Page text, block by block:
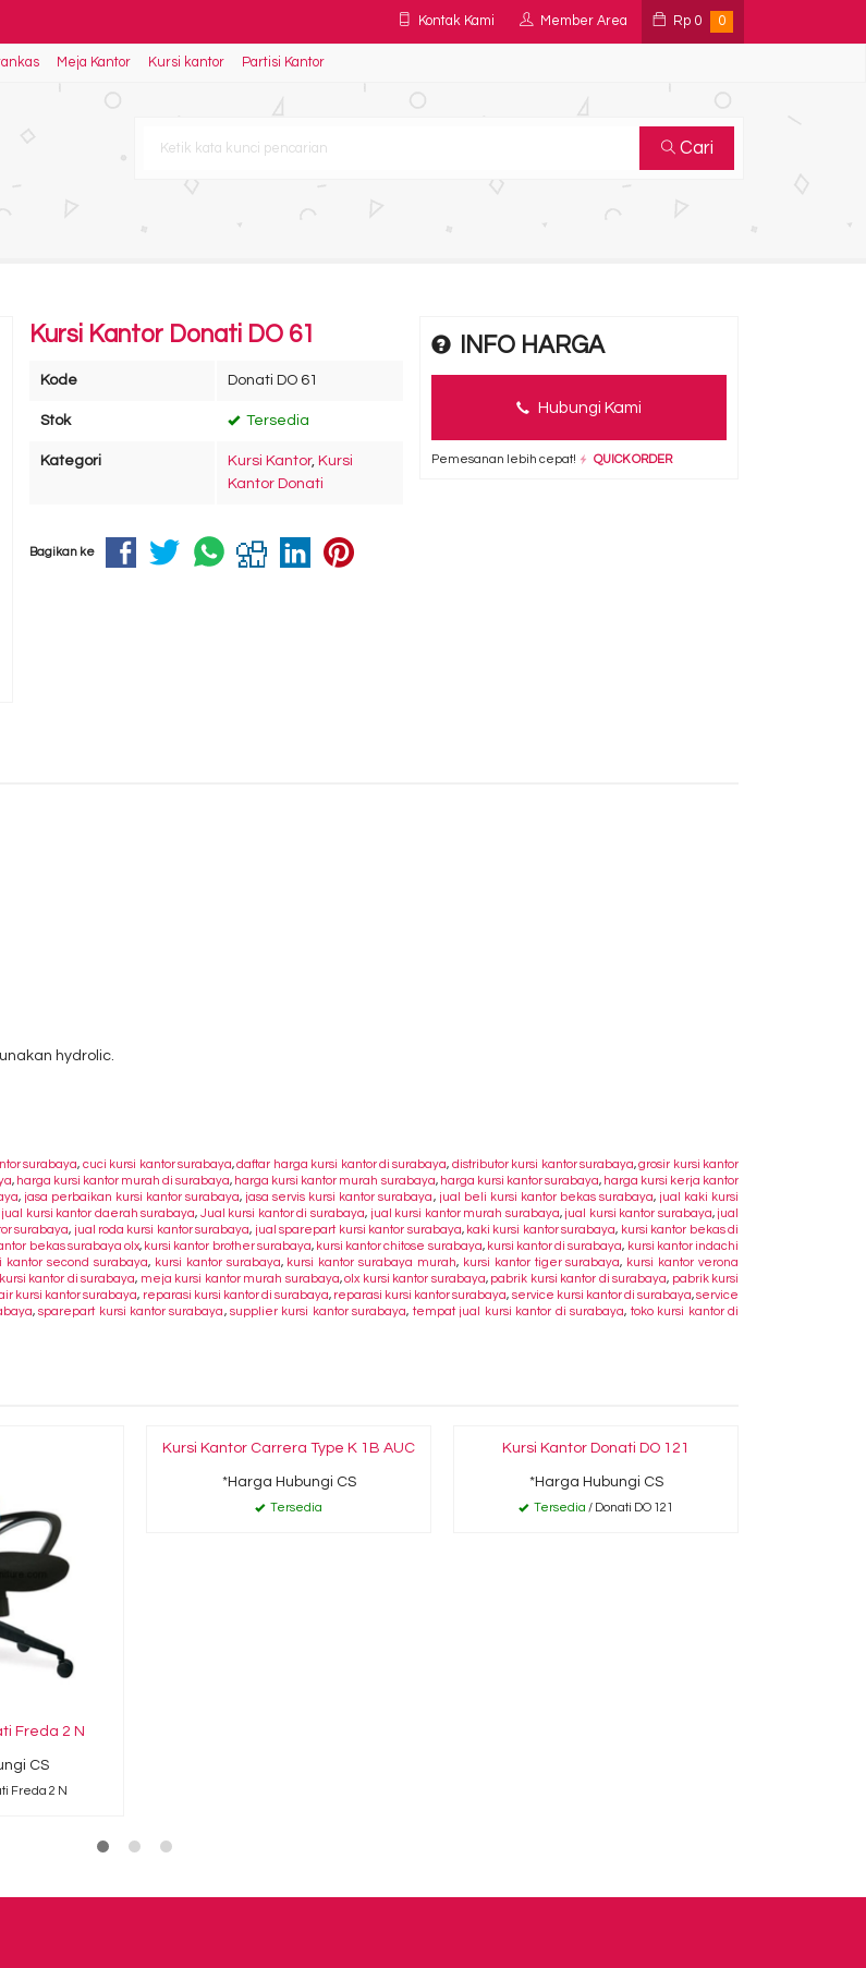
Kontak Kami Member Area Rp 0 0
Meja Kantor Kursi kantor Partisi Kantor
Cari
Kursi Kantor Donati DO 61
Kode Donati DO 61
Stok Tersedia
Kategori Kursi Kantor, Kursi
Kantor Donati
INFO HARGA
Hubungi Kami
Pemesanan lebih cepat! QUICK ORDER
Bagikan ke
hydrolic.
surabaya, cuci kursi kantor surabaya,daftar harga kursi kantor di surabaya, distributor kursi kantor surabaya,grosir kursi kantor
, harga kursi kantor murah di surabaya, harga kursi kantor murah surabaya, harga kursi kantor surabaya, harga kursi kerja kantor
, jasa perbaikan kursi kantor surabaya, jasa servis kursi kantor surabaya, jual beli kursi kantor bekas surabaya, jual kaki kursi
jual kursi kantor daerah surabaya, Jual kursi kantor di surabaya, jual kursi kantor murah surabaya, jual kursi kantor surabaya, jual
surabaya, jual roda kursi kantor surabaya, jual sparepart kursi kantor surabaya, kaki kursi kantor surabaya, kursi kantor bekas di
bekas surabaya olx, kursi kantor brother surabaya, kursi kantor chitose surabaya, kursi kantor di surabaya, kursi kantor indachi
kantor second surabaya, kursi kantor surabaya, kursi kantor surabaya murah, kursi kantor tiger surabaya, kursi kantor verona
kantor di surabaya, meja kursi kantor murah surabaya,olx kursi kantor surabaya, pabrik kursi kantor di surabaya, pabrik kursi
kursi kantor surabaya, reparasi kursi kantor di surabaya, reparasi kursi kantor surabaya, service kursi kantor di surabaya,service
,sparepart kursi kantor surabaya, supplier kursi kantor surabaya, tempat jual kursi kantor di surabaya, toko kursi kantor di
Freda 2 N
CS
Freda 2 N
Kursi Kantor Carrera Type K 1B AUC
*Harga Hubungi CS
Tersedia
Kursi Kantor Donati DO 121
*Harga Hubungi CS
Tersedia / Donati DO 121